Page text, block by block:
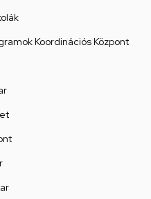
Koordinációs Központ